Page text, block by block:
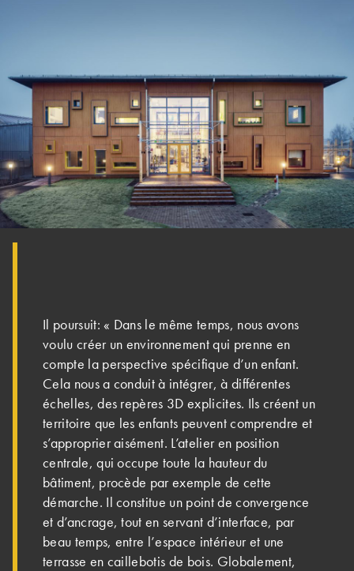
Il poursuit: « Dans le même temps, nous avons
voulu créer un environnement qui prenne en
compte la perspective spécifique d’un enfant.
Cela nous a conduit à intégrer, à différentes
échelles, des repères 3D explicites. Ils créent un
territoire que les enfants peuvent comprendre et
s’approprier aisément. L’atelier en position
centrale, qui occupe toute la hauteur du
bâtiment, pro­cède par exemple de cette
démarche. Il constitue un point de convergence
et d’ancrage, tout en servant d’interface, par
beau temps, entre l’espace intérieur et une
terrasse en caillebotis de bois. Globalement,